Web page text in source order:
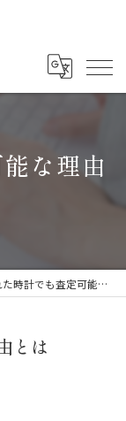
な理由
時計でも査定可能な理由とは
とは